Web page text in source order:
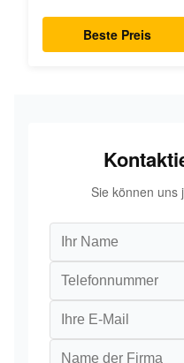
Beste Preis
Sie können uns